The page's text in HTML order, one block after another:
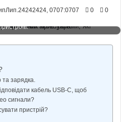
0707:0707 0 0
та зарядка.
кабель USB-C, щоб
сигнали?
пристрій?